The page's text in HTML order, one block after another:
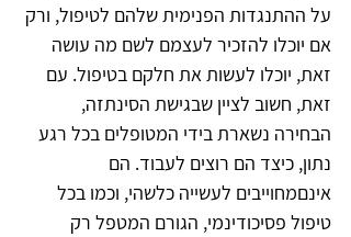
על ההתנגדות הפנימית שלהם לטיפול, ורק
אם יוכלו להזכיר לעצמם לשם מה עושה
זאת, יוכלו לעשות את חלקם בטיפול. עם
זאת, חשוב לציין שבגישת הסינתזה,
הבחירה נשארת בידי המטופלים בכל רגע
נתון, כיצד הם רוצים לעבוד. הם
אינםמחוייבים לעשייה כלשהי, וכמו בכל
טיפול פסיכודינמי, הגורם המטפל רק